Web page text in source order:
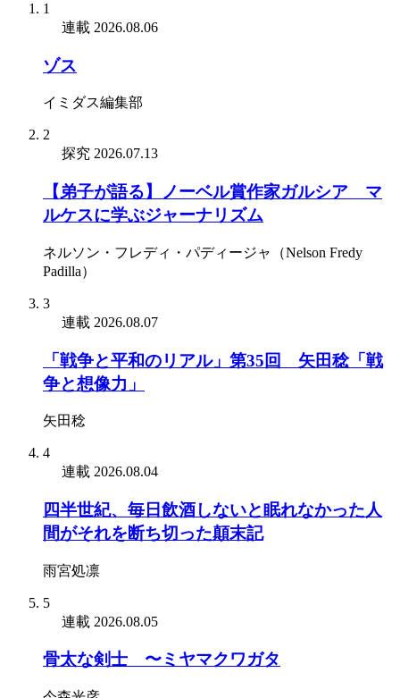
1
連載 2026.08.06
ゾス
イミダス編集部
2
探究 2026.07.13
【弟子が語る】ノーベル賞作家ガルシア゠マ
ルケスに学ぶジャーナリズム
ネルソン・フレディ・パディージャ（Nelson Fredy
Padilla）
3
連載 2026.08.07
「戦争と平和のリアル」第35回 矢田稔「戦
争と想像力」
矢田稔
4
連載 2026.08.04
四半世紀、毎日飲酒しないと眠れなかった人
間がそれを断ち切った顛末記
雨宮処凛
5
連載 2026.08.05
骨太な剣士 〜ミヤマクワガタ